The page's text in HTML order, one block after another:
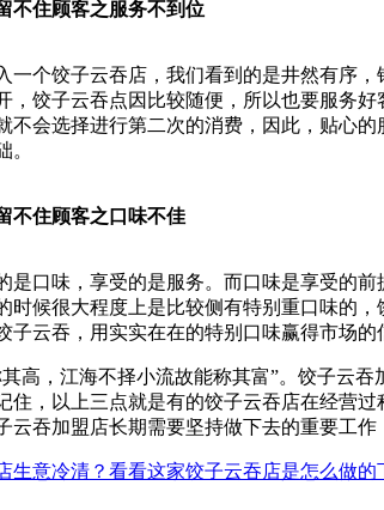
不住顾客之服务不到位
一个饺子云吞店，我们看到的是井然有序
，饺子云吞点因比较随便，所以也要服务
不会选择进行第二次的消费，因此，贴心
。
不住顾客之口味不佳
是口味，享受的是服务。而口味是享受的
时候很大程度上是比较侧有特别重口味的
子云吞，用实实在在的特别口味赢得市场的
高，江海不择小流故能称其富”。饺子云
住，以上三点就是有的饺子云吞店在经营
云吞加盟店长期需要坚持做下去的重要工
生意冷清？看看这家饺子云吞店是怎么做的